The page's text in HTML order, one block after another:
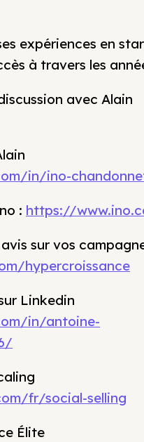
expériences en
à travers les
avec Alain
in/ino-
: https://
sur vos
hypercroissance
Linkedin
in/antoine-
fr/social-selling
Élite